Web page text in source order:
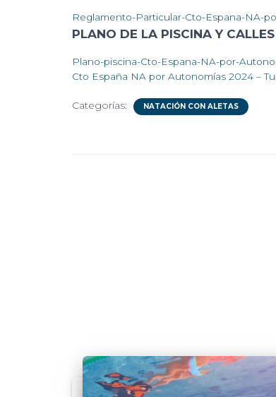
Reglamento-Particular-Cto-Espana-NA-
PLANO DE LA PISCINA Y
Plano-piscina-Cto-Espana-NA-por-
Cto España NA por Autonomías 2024 –
Categorías: NATACIÓN CON ALETAS